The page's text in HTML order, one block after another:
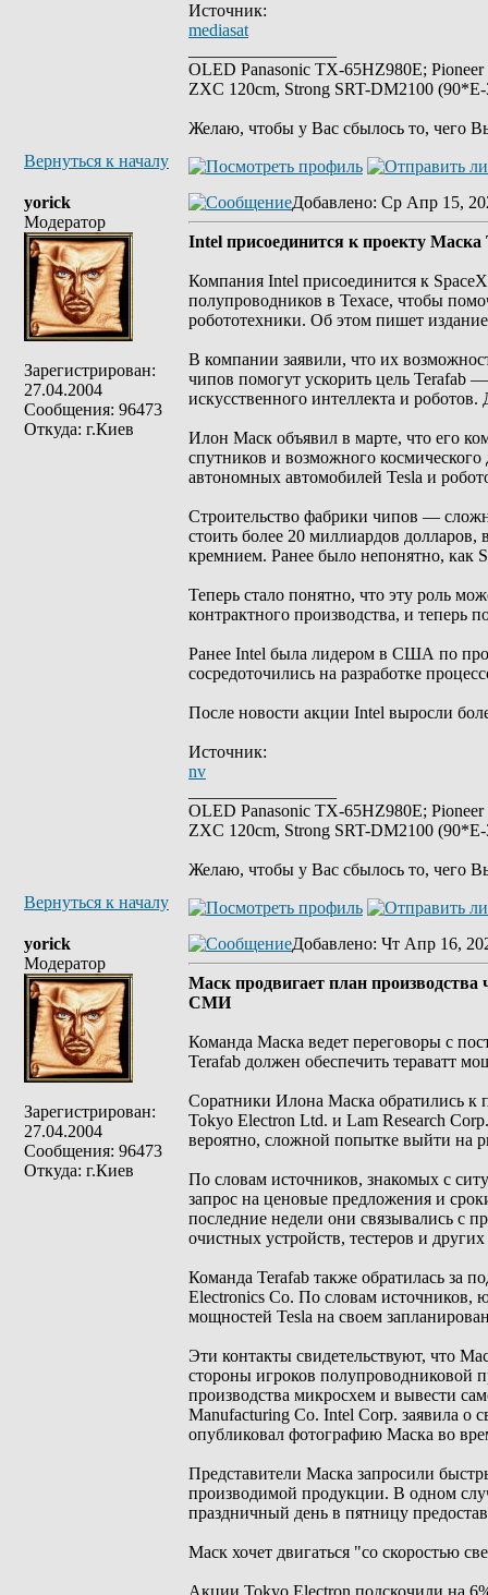
Источник:
mediasat
OLED Panasonic TX-65HZ980E;
ZXC 120cm, Strong SRT-DM2100
Желаю, чтобы у Вас сбылось то, чего
Вернуться к началу
yorick
Модератор
Зарегистрирован:
27.04.2004
Сообщения: 96473
Откуда: г.Киев
Добавлено: Ср Апр 15,
Intel присоединится к проекту
Компания Intel присоединится к
полупроводников в Техасе, чтобы
робототехники. Об этом пишет
В компании заявили, что их
чипов помогут ускорить цель Terafab
искусственного интеллекта и
Илон Маск объявил в марте, что его
спутников и возможного
автономных автомобилей Tesla и
Строительство фабрики чипов —
стоить более 20 миллиардов
кремнием. Ранее было непонятно, как
Теперь стало понятно, что эту роль
контрактного производства, и теперь
Ранее Intel была лидером в США по
сосредоточились на разработке
После новости акции Intel выросли
Источник:
nv
OLED Panasonic TX-65HZ980E;
ZXC 120cm, Strong SRT-DM2100
Желаю, чтобы у Вас сбылось то, чего
Вернуться к началу
yorick
Модератор
Зарегистрирован:
27.04.2004
Сообщения: 96473
Откуда: г.Киев
Добавлено: Чт Апр 16,
Маск продвигает план
СМИ
Команда Маска ведет переговоры с
Terafab должен обеспечить тераватт
Соратники Илона Маска обратились
Tokyo Electron Ltd. и Lam Research
вероятно, сложной попытке выйти на
По словам источников, знакомых с
запрос на ценовые предложения и
последние недели они связывались с
очистных устройств, тестеров и
Команда Terafab также обратилась за
Electronics Co. По словам источников,
мощностей Tesla на своем
Эти контакты свидетельствуют, что
стороны игроков полупроводниковой
производства микросхем и вывести
Manufacturing Co. Intel Corp. заявила о
опубликовал фотографию Маска во
Представители Маска запросили
производимой продукции. В одном
праздничный день в пятницу
Маск хочет двигаться "со скоростью
Акции Tokyo Electron подскочили на